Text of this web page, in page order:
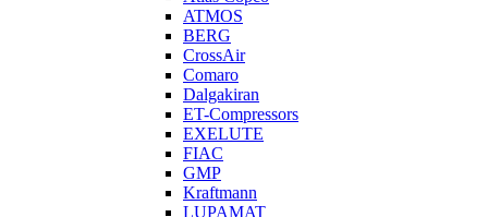
ATMOS
BERG
CrossAir
Comaro
Dalgakiran
ET-Compressors
EXELUTE
FIAC
GMP
Kraftmann
LUPAMAT